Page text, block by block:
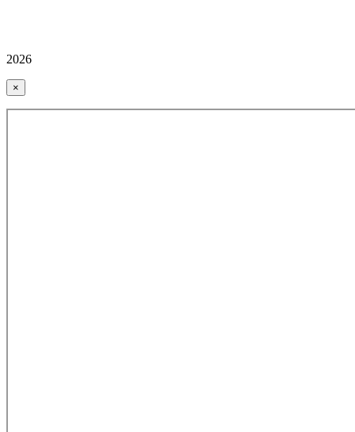
2026
×